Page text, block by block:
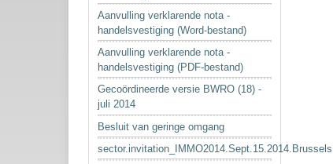
Aanvulling verklarende nota -
handelsvestiging (Word-bestand)
Aanvulling verklarende nota -
handelsvestiging (PDF-bestand)
Gecoördineerde versie BWRO (18) -
juli 2014
Besluit van geringe omgang